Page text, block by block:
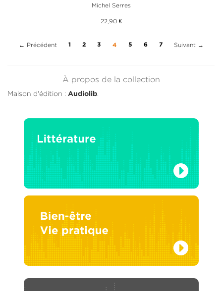
Michel Serres
22,90 €
← Précédent 1 2 3 4(current)
5 6 7 Suivant →
À propos de la collection
Maison d'édition : Audiolib.